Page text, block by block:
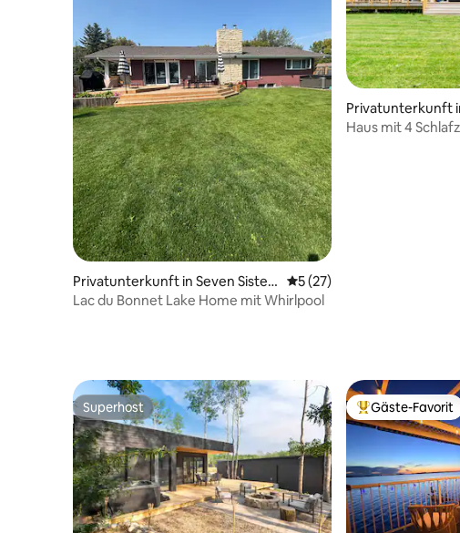
Privatunterkunft in Seven Sisters
Falls
Durchschnittliche
5 (27)
Lac du Bonnet Lake Home mit Whirlpool
Privatunterkunft
Haus mit 4
Superhost
Superhost Beliebter Gäste-
Gäste-Favorit